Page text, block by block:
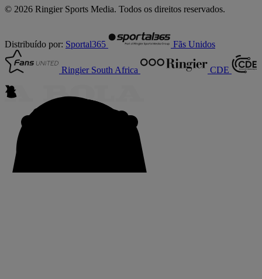
© 2026 Ringier Sports Media. Todos os direitos reservados.
Distribuído por: Sportal365 Fãs Unidos
Ringier South Africa CDE